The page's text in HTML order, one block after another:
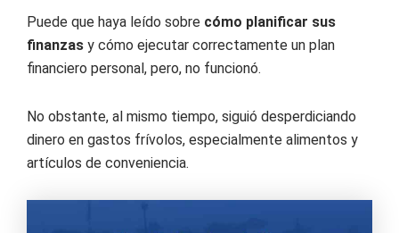
Puede que haya leído sobre cómo planificar sus
finanzas y cómo ejecutar correctamente un plan
financiero personal, pero, no funcionó.
No obstante, al mismo tiempo, siguió desperdiciando
dinero en gastos frívolos, especialmente alimentos y
artículos de conveniencia.